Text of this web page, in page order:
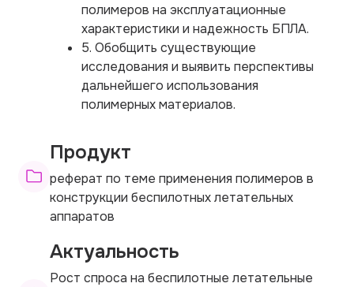
полимеров на эксплуатационные
характеристики и надежность БПЛА.
5. Обобщить существующие
исследования и выявить перспективы
дальнейшего использования
полимерных материалов.
Продукт
реферат по теме применения полимеров в
конструкции беспилотных летательных
аппаратов
Актуальность
Рост спроса на беспилотные летательные